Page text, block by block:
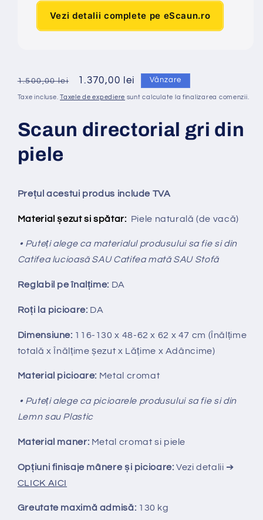
Vezi detalii complete pe eScaun.ro
Preț
obișnuit
1.500,00 lei
Preț
redus
1.370,00 lei Vânzare
Taxe incluse.Taxele de expediere sunt calculate la finalizarea comenzii.
Scaun directorial gri din
piele
Prețul acestui produs include TVA
Material șezut si spătar: Piele naturală (de vacă)
• Puteți alege ca materialul produsului sa fie si din
Catifea lucioasă SAU Catifea mată SAU Stofă
Reglabil peînal țime: DA
Roți la picioare: DA
Dimensiune: 116-130x 48-62 x 62 x 47 cm (Înălțime
totală x Înălțimeșezut x Lățime x Adâncime)
Material picioare: Metal cromat
• Puteți alege ca picioarele produsului sa fie si din
Lemn sau Plastic
Material maner: Metal cromat si piele
Opțiuni finisaje mânere și picioare:Vezi detalii ➔
CLICK AICI
Greutate maximă admisă: 130 kg